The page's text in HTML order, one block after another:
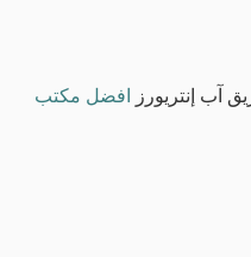
آب إنتريورز
افضل مكتب